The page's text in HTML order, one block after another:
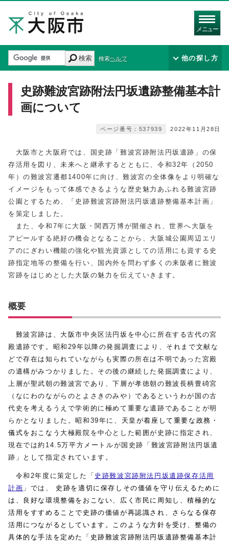
メニュー
検索 検索ヘルプ 他の探し方
史跡難波宮跡附法円坂遺跡整備基本計
画について
2022年11月28日
ページ番号：537939
大阪市と大阪府では、国史跡「難波宮跡附法円坂遺跡」の保
存活用を図り、未来へと継承するとともに、令和32年（2050
年）の難波宮遷都1400年に向け、難波宮の全体像をより明確な
イメージをもって体感できるような歴史魅力あふれる難波宮跡
公園とするため、「史跡難波宮跡附法円坂遺跡整備基本計画」
を策定しました。
また、令和7年に大阪・関西万博が開催され、世界へ大阪を
アピールする絶好の機会となることから、大阪城公園周辺エリ
アのにぎわい機能の強化や観光資源としての活用にも資する史
跡指定地等の整備を行い、国内外を問わず多くの来阪者に難波
宮跡をはじめとした大阪の魅力を伝えていきます。
概要
難波宮跡は、大阪市中央区法円坂を中心に所在する古代の宮
殿遺跡です。昭和29年以降の発掘調査により、それまで文献な
どで存在は知られていながらも実際の所在は不明であった宮殿
の遺構がみつかりました。その後の継続した発掘調査により、
上層が聖武朝の難波宮であり、下層が孝徳朝の難波長柄豊碕宮
（なにわのながらのとよさきのみや）であるというわが国の古
代史を考えるうえで学術的に極めて重要な遺跡であることが明
らかとなりました。昭和39年に、 天皇が着座して重要な政務・
儀式をおこなう 大極殿院を中心とした範囲が史跡に指定され、
現在では約14.5万平方メートルが国史跡「難波宮跡附法円坂遺
跡」として指定されています。
令和2年度に策定した「 史跡難波宮跡附法円坂遺跡保存活用
計画 」 では、
史跡を適切に保存しその価値を守り伝えるために
は、良好な環境整備をおこない、広く市民に周知し、積極的な
活用をすすめることで史跡の価値が再認識され、さらなる保存
活用につながるとしています。このような方針を受け、整備の
具体的な手法を定めた「史跡難波宮跡附法円坂遺跡整備基本計